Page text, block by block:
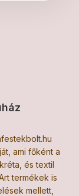
ami főként a
és textil
termékek is
mellett,